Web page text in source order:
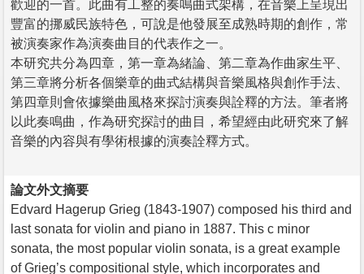
歡迎的一首。此曲有工整的奏鳴曲式架構，在音樂上呈現出
豐富的挪威民族特色，可說是他發展至成熟時期的創作，常
被演奏家作為演奏曲目的代表作之一。
本研究共分為四章，第一章為緒論、第二章為作曲家生平、
第三章將分析各個樂章的曲式結構與音樂風格與創作手法、
第四章則會依據樂曲風格來探討演奏與詮釋的方法。筆者將
以此奏鳴曲，作為研究探討的曲目，希望經由此研究來了解
音樂的內容與有學術根據的演奏詮釋方式。
論文外文摘要
Edvard Hagerup Grieg (1843-1907) composed his third and
last sonata for violin and piano in 1887. This c minor
sonata, the most popular violin sonata, is a great example
of Grieg’s compositional style, which incorporates and